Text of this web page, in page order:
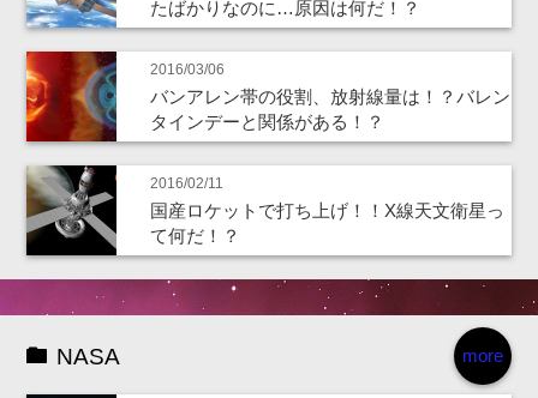
たばかりなのに…原因は何だ！？
2016/03/06
バンアレン帯の役割、放射線量は！？バレン
タインデーと関係がある！？
2016/02/11
国産ロケットで打ち上げ！！X線天文衛星っ
て何だ！？
more
NASA